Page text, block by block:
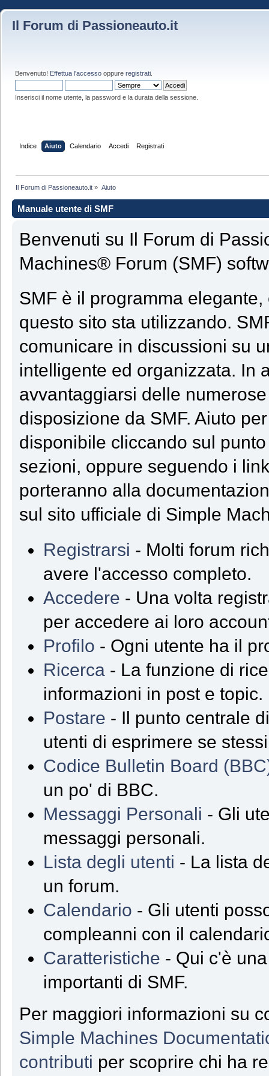
Il Forum di Passioneauto.it
Benvenuto! Effettua l'accesso oppure registrati
Inserisci il nome utente, la password e la durata della sessione.
Indice Aiuto Calendario Accedi Registrati
Il Forum di Passioneauto.it » Aiuto
Manuale utente di SMF
Benvenuti su Il Forum di
Machines® Forum (SMF)
SMF è il programma
questo sito sta utilizzando.
comunicare in discussioni su
intelligente ed organizzata. In
avvantaggiarsi delle
disposizione da SMF. Aiuto
disponibile cliccando sul
sezioni, oppure seguendo i
porteranno alla
sul sito ufficiale di Simple
Registrarsi - Molti forum
avere l'accesso completo.
Accedere - Una volta
per accedere ai loro
Profilo - Ogni utente ha il
Ricerca - La funzione di
informazioni in post e topic.
Postare - Il punto centrale
utenti di esprimere se
Codice Bulletin Board
un po' di BBC.
Messaggi Personali - Gli
messaggi personali.
Lista degli utenti - La lista
un forum.
Calendario - Gli utenti
compleanni con il
Caratteristiche - Qui c'è
importanti di SMF.
Per maggiori informazioni su
Simple Machines
contributi per scoprire chi ha